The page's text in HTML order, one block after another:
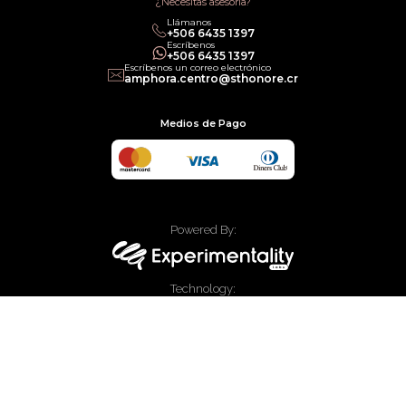
Llámanos
+506 6435 1397
Escríbenos
+506 6435 1397
Escríbenos un correo electrónico
amphora.centro@sthonore.cr
Medios de Pago
Powered By:
Technology: